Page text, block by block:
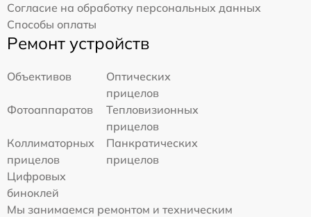
Согласие на обработку персональных данных
Способы оплаты
Ремонт устройств
Объективов
Оптических
прицелов
Фотоаппаратов
Тепловизионных
прицелов
Коллиматорных
прицелов
Панкратических
прицелов
Цифровых
биноклей
Мы занимаемся ремонтом и техническим